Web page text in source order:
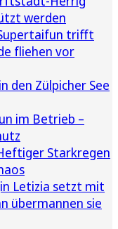
werden
trifft
fliehen vor
den Zülpicher See
im Betrieb –
Starkregen
Letizia setzt mit
übermannen sie